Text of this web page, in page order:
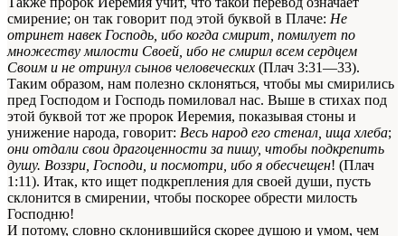
смирение; он так говорит под этой буквой в Плаче: Не
отринет навек Господь, ибо когда смирит, помилует по
множеству милости Своей, ибо не смирил всем сердцем
Своим и не отринул сынов человеческих (Плач 3:31—33).
Таким образом, нам полезно склоняться, чтобы мы смирились
пред Господом и Господь помиловал нас. Выше в стихах под
этой буквой тот же пророк Иеремия, показывая стоны и
унижение народа, говорит: Весь народ его стенал, ища хлеба;
они отдали свои драгоценности за пишу, чтобы подкрепить
душу. Воззри, Господи, и посмотри, ибо я обесчещен! (Плач
1:11). Итак, кто ищет подкрепления для своей души, пусть
склонится в смирении, чтобы поскорее обрести милость
Господню!
И потому, словно склонившийся скорее душою и умом, чем